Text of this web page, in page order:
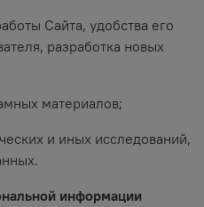
Сайта, удобства его
разработка новых
материалов;
и иных исследований,
информации